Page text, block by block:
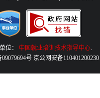
位： 中国就业培训技术指导中心.
号 京公网安备110401200230